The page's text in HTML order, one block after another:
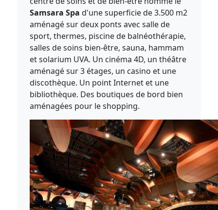
Samsara Spa d'une superficie de 3.500 m2
aménagé sur deux ponts avec salle de
sport, thermes, piscine de balnéothérapie,
salles de soins bien-être, sauna, hammam
et solarium UVA. Un cinéma 4D, un théâtre
aménagé sur 3 étages, un casino et une
discothèque. Un point Internet et une
bibliothèque. Des boutiques de bord bien
aménagées pour le shopping.